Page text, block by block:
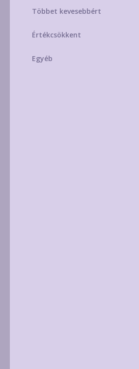
Többet kevesebbért
Értékcsökkent
Egyéb